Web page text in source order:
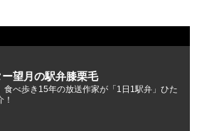
ー望月の駅弁膝栗毛
食べ歩き15年の放送作家が「1日1駅弁」ひた
！